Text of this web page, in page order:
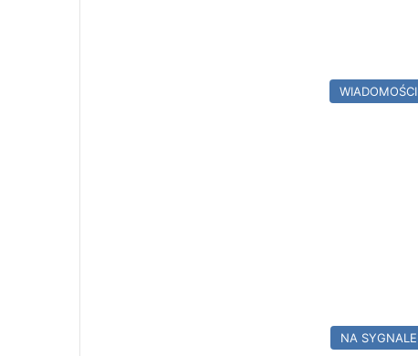
WIADOMOŚCI
NA SYGNALE